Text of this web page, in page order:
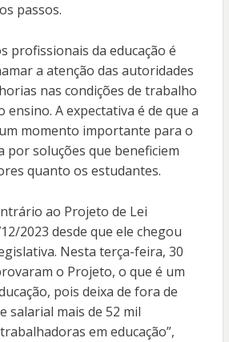
passos.
profissionais da educação é
a atenção das autoridades
nas condições de trabalho
ensino. A expectativa é de que a
momento importante para o
por soluções que beneficiem
quanto os estudantes.
ao Projeto de Lei
2023 desde que ele chegou
Nesta terça-feira, 30
o Projeto, o que é um
pois deixa de fora de
salarial mais de 52 mil
em educação”,